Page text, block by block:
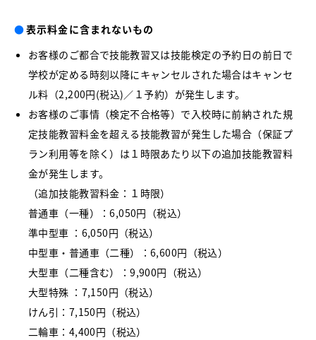
●表示料金に含まれないもの
お客様のご都合で技能教習又は技能検定の予約日の前日で
学校が定める時刻以降にキャンセルされた場合はキャンセ
ル料（2,200円(税込)／１予約）が発生します。
お客様のご事情（検定不合格等）で入校時に前納された規
定技能教習料金を超える技能教習が発生した場合（保証プ
ラン利用等を除く）は１時限あたり以下の追加技能教習料
金が発生します。
（追加技能教習料金：１時限）
普通車（一種）：6,050円（税込）
準中型車 ：6,050円（税込）
中型車・普通車（二種）：6,600円（税込）
大型車（二種含む）：9,900円（税込）
大型特殊 ：7,150円（税込）
けん引：7,150円（税込）
二輪車：4,400円（税込）